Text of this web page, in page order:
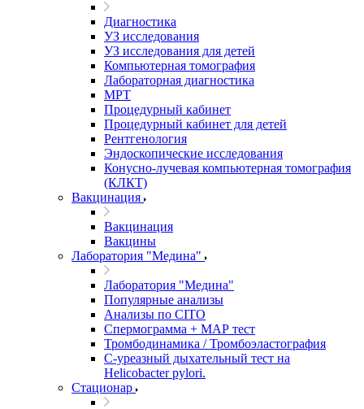
Диагностика
УЗ исследования
УЗ исследования для детей
Компьютерная томография
Лабораторная диагностика
МРТ
Процедурный кабинет
Процедурный кабинет для детей
Рентгенология
Эндоскопические исследования
Конусно-лучевая компьютерная томография
(КЛКТ)
Вакцинация
Вакцинация
Вакцины
Лаборатория "Медина"
Лаборатория "Медина"
Популярные анализы
Анализы по CITO
Спермограмма + МАР тест
Тромбодинамика / Тромбоэластография
С-уреазный дыхательный тест на
Helicobacter pylori.
Стационар